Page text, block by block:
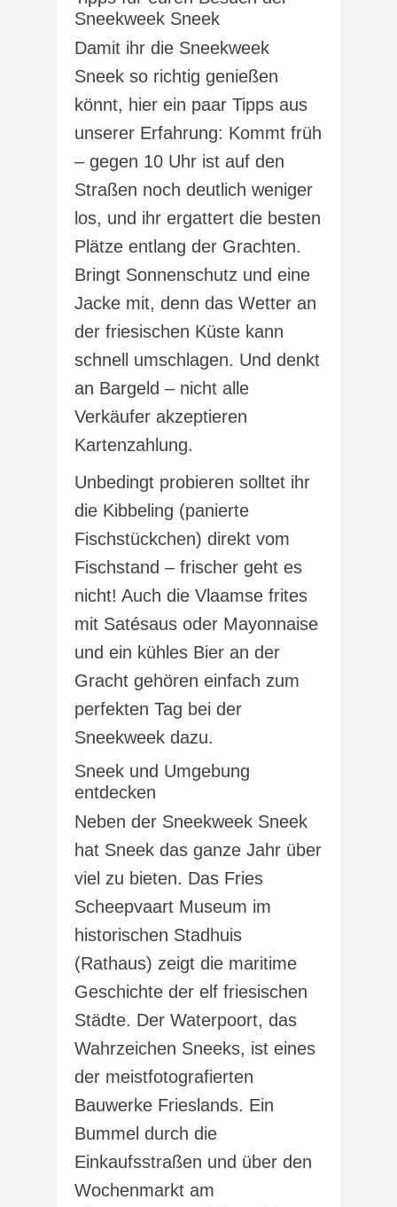
Sneekweek Sneek
Damit ihr die Sneekweek
Sneek so richtig genießen
könnt, hier ein paar Tipps aus
unserer Erfahrung: Kommt früh
– gegen 10 Uhr ist auf den
Straßen noch deutlich weniger
los, und ihr ergattert die besten
Plätze entlang der Grachten.
Bringt Sonnenschutz und eine
Jacke mit, denn das Wetter an
der friesischen Küste kann
schnell umschlagen. Und denkt
an Bargeld – nicht alle
Verkäufer akzeptieren
Kartenzahlung.
Unbedingt probieren solltet ihr
die Kibbeling (panierte
Fischstückchen) direkt vom
Fischstand – frischer geht es
nicht! Auch die Vlaamse frites
mit Satésaus oder Mayonnaise
und ein kühles Bier an der
Gracht gehören einfach zum
perfekten Tag bei der
Sneekweek dazu.
Sneek und Umgebung
entdecken
Neben der Sneekweek Sneek
hat Sneek das ganze Jahr über
viel zu bieten. Das Fries
Scheepvaart Museum im
historischen Stadhuis
(Rathaus) zeigt die maritime
Geschichte der elf friesischen
Städte. Der Waterpoort, das
Wahrzeichen Sneeks, ist eines
der meistfotografierten
Bauwerke Frieslands. Ein
Bummel durch die
Einkaufsstraßen und über den
Wochenmarkt am